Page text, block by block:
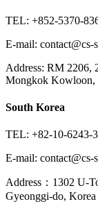
TEL: +852-5370-
E-mail: contact@cs-
Address: RM 2206,
Mongkok Kowloon,
South Korea
TEL: +82-10-6243-
E-mail: contact@cs-
Address：1302 U-
Gyeonggi-do, Korea